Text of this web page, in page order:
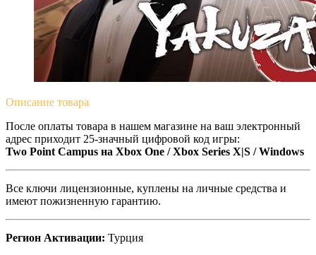
Описание товара
После оплаты товара в нашем магазине на ваш электронный
адрес приходит 25-значный цифровой код игры:
Two Point Campus на Xbox One / Xbox Series X|S / Windows
Все ключи лицензионные, куплены на личные средства и
имеют пожизненную гарантию.
Регион Активации: Турция